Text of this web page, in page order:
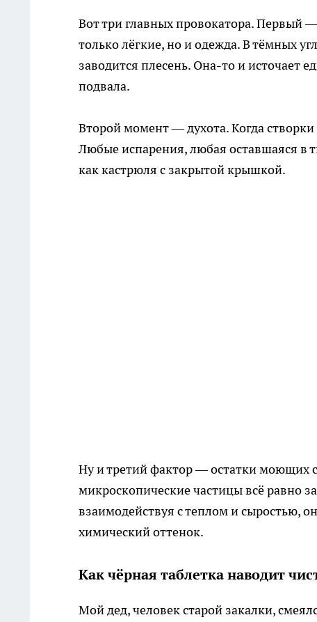
Вот три главных провокатора. Первый
только лёгкие, но и одежда. В тёмных
заводится плесень. Она-то и источает
подвала.
Второй момент — духота. Когда
Любые испарения, любая оставшаяся в
как кастрюля с закрытой крышкой.
Ну и третий фактор — остатки моющих
микроскопические частицы всё равно
взаимодействуя с теплом и сыростью,
химический оттенок.
Как чёрная таблетка наводит
Мой дед, человек старой закалки,